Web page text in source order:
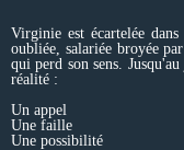
Virginie est écartelée
oubliée, salariée broyée
qui perd son sens.
réalité :
Un appel
Une faille
Une possibilité